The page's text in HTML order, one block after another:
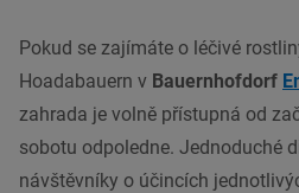
Pokud se zajímáte o léčivé
Hoadabauern v Bauernhofdorf
zahrada je volně přístupná od
sobotu odpoledne. Jednoduché
návštěvníky o účincích